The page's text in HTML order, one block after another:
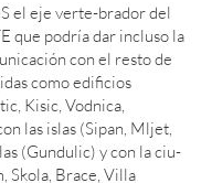
el eje verte-brador del
que podría dar incluso la
con el resto de
como edificios
Kisic, Vodnica,
las islas (Sipan, Mljet,
(Gundulic) y con la ciu-
Skola, Brace, Villa